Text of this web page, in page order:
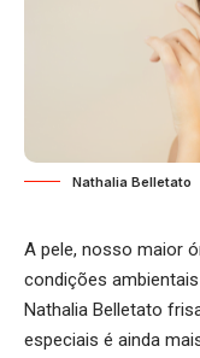
Nathalia Belletato
A pele, nosso maior
condições
Nathalia Belletato
especiais é ainda